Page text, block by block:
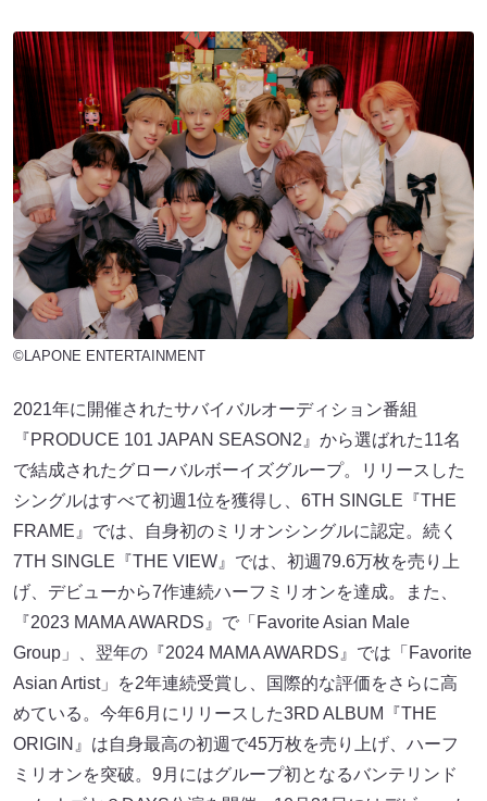
©LAPONE ENTERTAINMENT
2021年に開催されたサバイバルオーディション番組
『PRODUCE 101 JAPAN SEASON2』から選ばれた11名
で結成されたグローバルボーイズグループ。リリースした
シングルはすべて初週1位を獲得し、6TH SINGLE『THE
FRAME』では、⾃⾝初のミリオンシングルに認定。続く
7TH SINGLE『THE VIEW』では、初週79.6万枚を売り上
げ、デビューから7作連続ハーフミリオンを達成。また、
『2023 MAMA AWARDS』で「Favorite Asian Male
Group」、翌年の『2024 MAMA AWARDS』では「Favorite
Asian Artist」を2年連続受賞し、国際的な評価をさらに⾼
めている。今年6月にリリースした3RD ALBUM『THE
ORIGIN』は自身最高の初週で45万枚を売り上げ、ハーフ
ミリオンを突破。9月にはグループ初となるバンテリンド